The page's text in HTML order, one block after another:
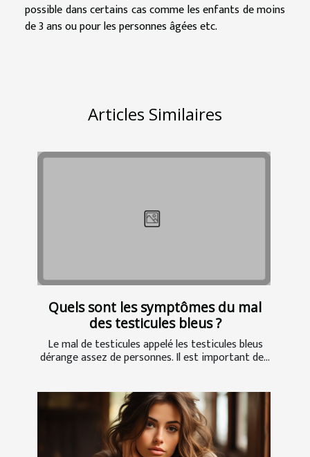
possible dans certains cas comme les enfants de moins
de 3 ans ou pour les personnes âgées etc.
Articles Similaires
Quels sont les symptômes du mal
des testicules bleus ?
Le mal de testicules appelé les testicules bleus
dérange assez de personnes. Il est important de...